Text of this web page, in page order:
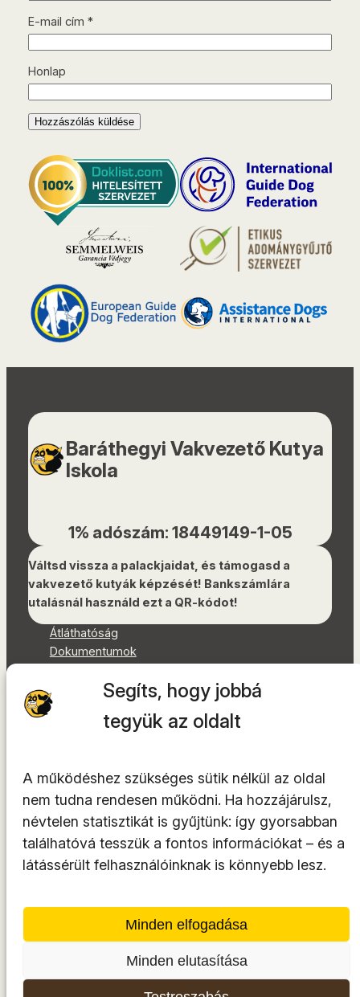
Segíts, hogy jobbá
tegyük az oldalt
A működéshez szükséges sütik nélkül az oldal
nem tudna rendesen működni. Ha hozzájárulsz,
névtelen statisztikát is gyűjtünk: így gyorsabban
találhatóvá tesszük a fontos információkat – és a
látássérült felhasználóinknak is könnyebb lesz.
Minden elfogadása
Minden elutasítása
E-mail cím *
Honlap
Baráthegyi Vakvezető Kutya
Iskola
1% adószám: 18449149-1-05
Váltsd vissza a palackjaidat, és támogasd a
vakvezető kutyák képzését! Bankszámlára
utalásnál használd ezt a QR-kódot!
Átláthatóság
Dokumentumok
Oldaltérkép
Facebook
LinkedIn
TikTok
© 2014-2026. Minden jog fenntartva.